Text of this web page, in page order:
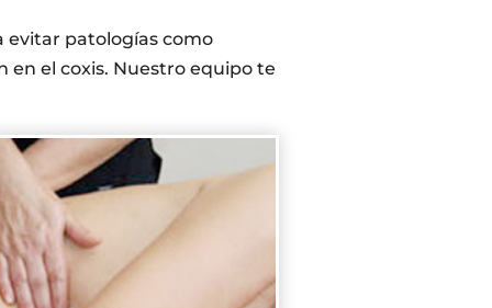
evitar patologías como
en el coxis. Nuestro equipo te